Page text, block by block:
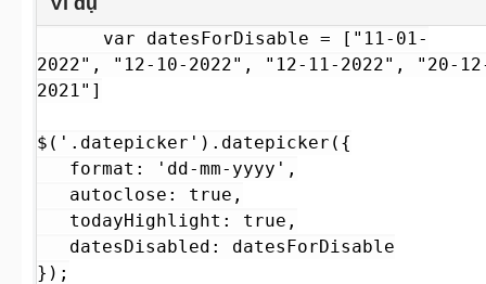
var datesForDisable = ["11-01-
2022", "12-10-2022", "12-11-2022", "20-
2021"]
$('.datepicker').datepicker({
});